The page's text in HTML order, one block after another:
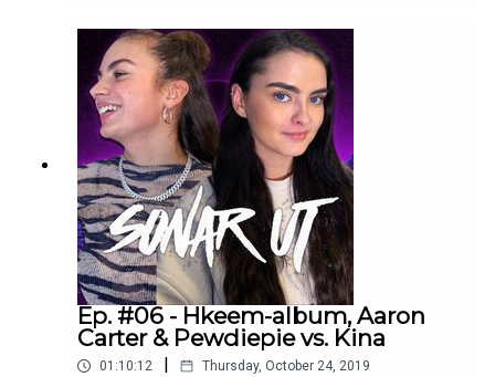
Guapdad 4000, samt selvfølgelig
ukens lytterspørsmål/dilemma. Du kan også se
alle episoder i videoformat på YLTV.Kontakt:
marius@yltv.nohttps://www.youtube.com/user/Yo
ungLmixtapeshttps://www.mainstream.as/
Ep. #06 - Hkeem-album, Aaron
Carter & Pewdiepie vs. Kina
01:10:12 | Thursday, October 24, 2019